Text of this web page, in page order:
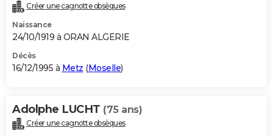
Créer une cagnotte obsèques
Naissance
24/10/1919 à ORAN ALGERIE
Décès
16/12/1995 à Metz (Moselle)
Adolphe LUCHT (75 ans)
Créer une cagnotte obsèques